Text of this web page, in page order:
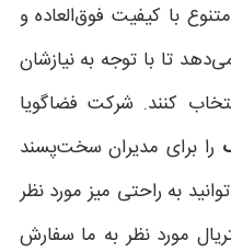
با کیفیت فوق‌العاده و
تا با توجه به نیازشان
کنند. شرکت فضاگویا
را برای مدیران سخت‌پسند
به راحتی میز مورد نظر
مورد نظر به ما سفارش